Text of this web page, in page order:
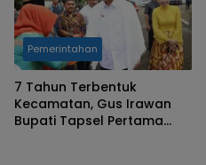
Pemerintahan
7 Tahun Terbentuk
Kecamatan, Gus Irawan
Bupati Tapsel Pertama